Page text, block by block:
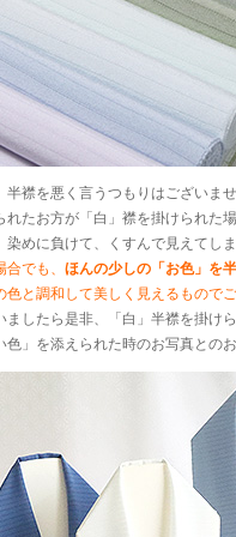
半襟を悪く言うつもりはございま
れたお方が「白」襟を掛けられた
染めに負けて、くすんで見えてし
でも、 ほんの少しの「お色」を
色と調和して美しく見えるものでご
ましたら是非、「白」半襟を掛け
色」を添えられた時のお写真との